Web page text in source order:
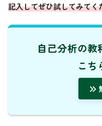
記入してぜひ試してみてく
自己分析の
こち